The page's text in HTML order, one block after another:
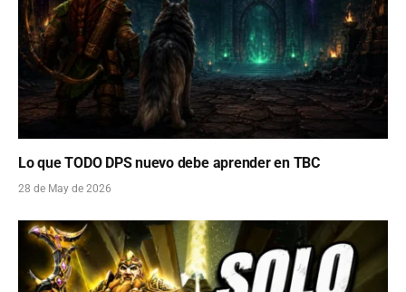
Lo que TODO DPS nuevo debe aprender en TBC
28 de May de 2026